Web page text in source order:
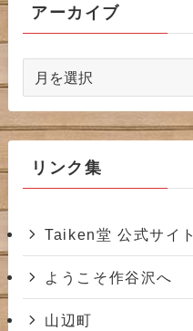
アーカイブ
カ
イ
ブリンク集
Taiken堂 公式サイト
ようこそ作谷沢へ
山辺町